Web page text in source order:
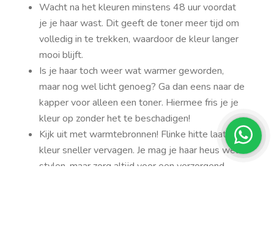
Wacht na het kleuren minstens 48 uur voordat
je je haar wast. Dit geeft de toner meer tijd om
volledig in te trekken, waardoor de kleur langer
mooi blijft.
Is je haar toch weer wat warmer geworden,
maar nog wel licht genoeg? Ga dan eens naar de
kapper voor alleen een toner. Hiermee fris je je
kleur op zonder het te beschadigen!
Kijk uit met warmtebronnen! Flinke hitte laat je
kleur sneller vervagen. Je mag je haar heus wel
stylen, maar zorg altijd voor een verzorgend